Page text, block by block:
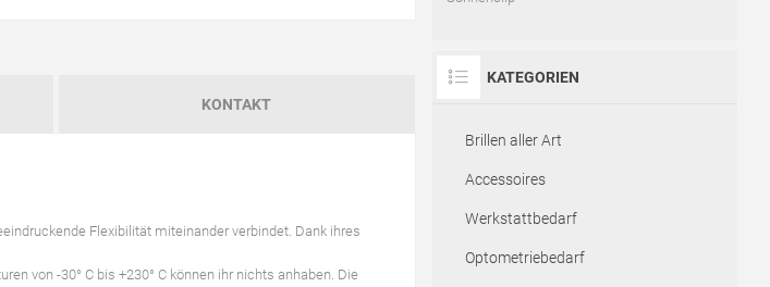
KONTAKT
Flexibilität miteinander verbindet. Dank ihres
von -30° C bis +230° C können ihr nichts anhaben. Die
KATEGORIEN
Brillen aller Art
Accessoires
Werkstattbedarf
Optometriebedarf